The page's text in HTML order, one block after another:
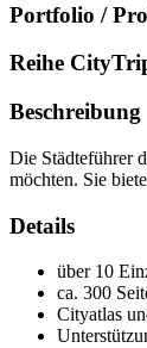
Portfolio /
Reihe
Beschreibung
Die Städteführer
möchten. Sie
Details
über 10
ca. 300
Cityatlas